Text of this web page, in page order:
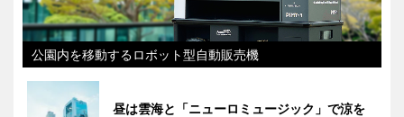
公園内を移動するロボット型自動販売機
昼は雲海と「ニューロミュージック」で涼を